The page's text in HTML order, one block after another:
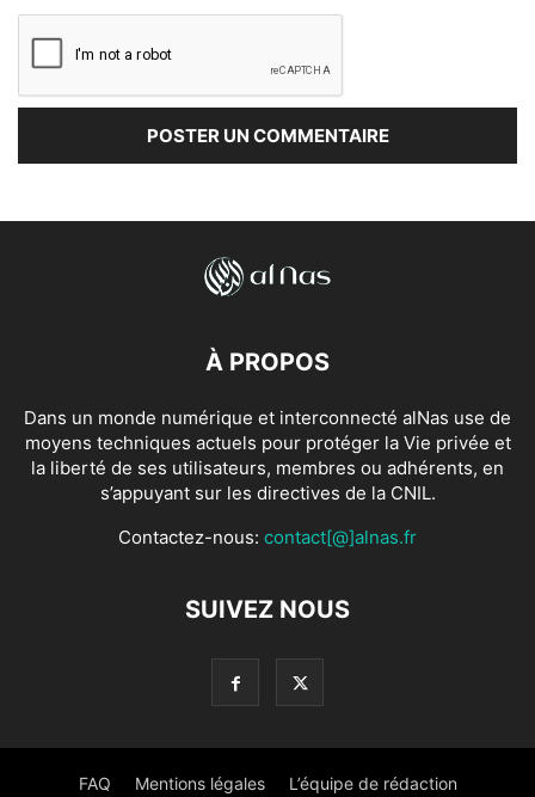
À PROPOS
Dans un monde numérique et interconnecté alNas use de
moyens techniques actuels pour protéger la Vie privée et
la liberté de ses utilisateurs, membres ou adhérents, en
s’appuyant sur les directives de la CNIL.
Contactez-nous: contact[@]alnas.fr
SUIVEZ NOUS
FAQ Mentions légales L’équipe de rédaction